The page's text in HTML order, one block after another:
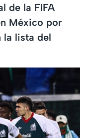
de la FIFA
México por
la lista del